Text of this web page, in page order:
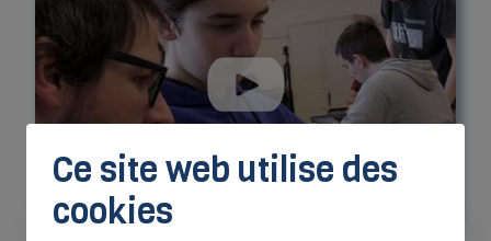
Ce site web utilise des
cookies